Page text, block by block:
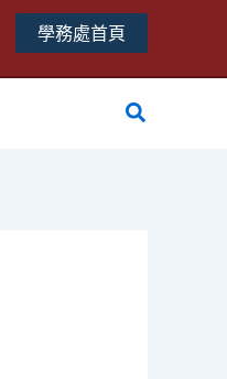
學務處首頁
搜